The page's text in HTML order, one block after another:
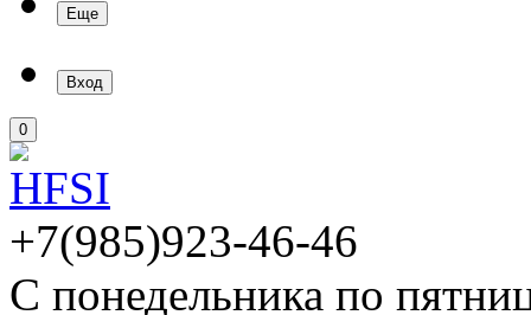
Еще
Вход
0
+7(985)923-46-46
С понедельника по